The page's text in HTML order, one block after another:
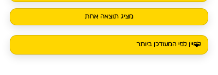
מציג תוצאה אחת